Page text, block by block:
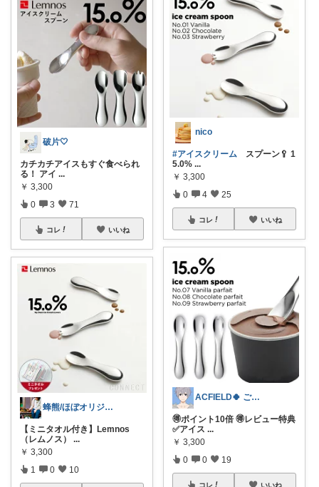
破片🤍
カチカチアイスもすぐ食べられ
る！ アイ ...
￥ 3,300
0 3 71
コレ いいね
蜂熊/ほぼオリジナル写真/コレ歓迎
【ミニタオル付き】Lemnos
（レムノス）
...
￥ 3,300
1 0 10
nico
#アイスクリーム スプーン🥄 1
5.0% ...
￥ 3,300
0 4 25
コレ いいね
ACFIELD🍀 ご購入感謝です
🉐ポイント10倍 🉐レビュー特典
✅アイス ...
￥ 3,300
0 0 19
コレ いいね